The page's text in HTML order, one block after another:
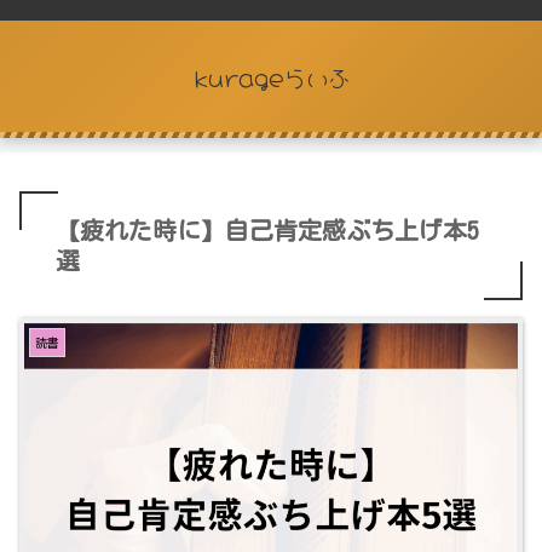
kurageらいふ
【疲れた時に】自己肯定感ぶち上げ本5
選
読書